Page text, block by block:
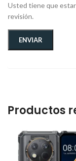
Usted tiene que
revisión.
Productos